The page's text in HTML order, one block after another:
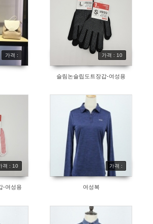
가격 : 가격 : 10
슬림논슬립도트장갑-여성용
격 : 10
-여성용
가격 :
여성복